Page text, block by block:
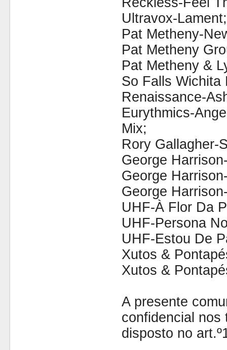
Ultravox-Lament;
Pat Metheny-
Pat Metheny
Pat Metheny &
So Falls Wichita
Renaissance-
Eurythmics-
Mix;
Rory Gallagher-
George
George
George
UHF-À Flor Da
UHF-Persona
UHF-Estou De
Xutos &
Xutos &
A presente
confidencial nos
disposto no